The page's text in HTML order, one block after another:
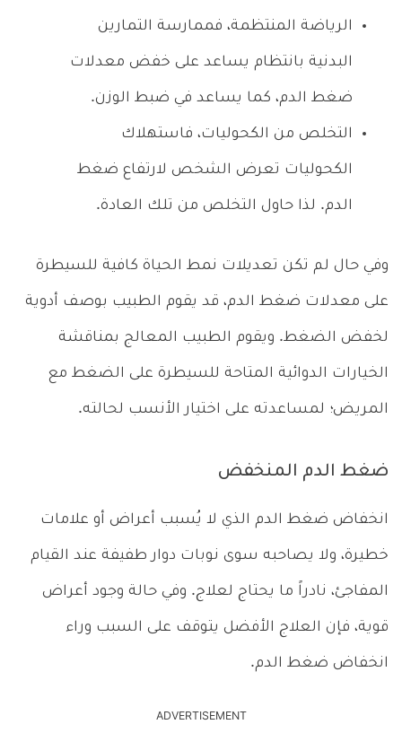
الرياضة المنتظمة، فممارسة التمارين
البدنية بانتظام يساعد على خفض معدلات
ضغط الدم، كما يساعد في ضبط الوزن.
التخلص من الكحوليات، فاستهلاك
الكحوليات تعرض الشخص لارتفاع ضغط
الدم. لذا حاول التخلص من تلك العادة.
وفي حال لم تكن تعديلات نمط الحياة كافية للسيطرة
على معدلات ضغط الدم، قد يقوم الطبيب بوصف أدوية
لخفض الضغط. ويقوم الطبيب المعالج بمناقشة
الخيارات الدوائية المتاحة للسيطرة على الضغط مع
المريض؛ لمساعدته على اختيار الأنسب لحالته.
ضغط الدم المنخفض
انخفاض ضغط الدم الذي لا يُسبب أعراض أو علامات
خطيرة، ولا يصاحبه سوى نوبات دوار طفيفة عند القيام
المفاجئ، نادراً ما يحتاج لعلاج. وفي حالة وجود أعراض
قوية، فإن العلاج الأفضل يتوقف على السبب وراء
انخفاض ضغط الدم.
ADVERTISEMENT